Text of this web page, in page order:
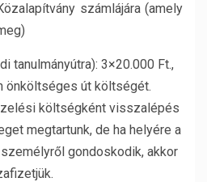
számlájára (amely
tanulmányútra): 3×20.000 Ft.,
önköltséges út költségét.
költségként visszalépés
megtartunk, de ha helyére a
gondoskodik, akkor